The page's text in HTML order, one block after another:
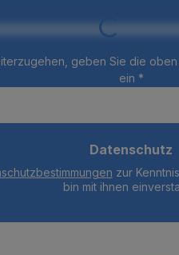
Loading...
geben Sie die
ein *
Datenschutz
zur
bin mit ihnen